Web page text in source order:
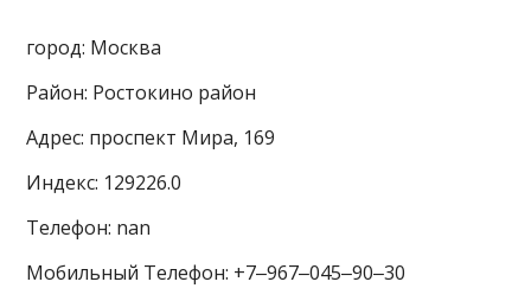
город: Москва
Район: Ростокино район
Адрес: проспект Мира, 169
Индекс: 129226.0
Телефон: nan
Мобильный Телефон: +7‒967‒045‒90‒30